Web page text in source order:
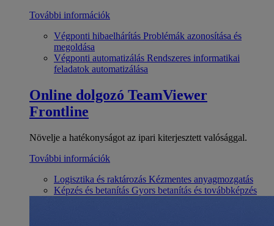
További információk
Végponti hibaelhárítás Problémák azonosítása és
megoldása
Végponti automatizálás Rendszeres informatikai
feladatok automatizálása
Online dolgozó TeamViewer
Frontline
Növelje a hatékonyságot az ipari kiterjesztett valósággal.
További információk
Logisztika és raktározás Kézmentes anyagmozgatás
Képzés és betanítás Gyors betanítás és továbbképzés